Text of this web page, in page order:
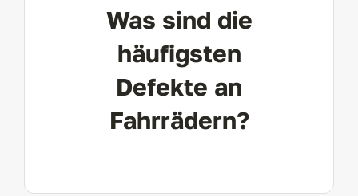
Was sind die
häufigsten
Defekte an
Fahrrädern?